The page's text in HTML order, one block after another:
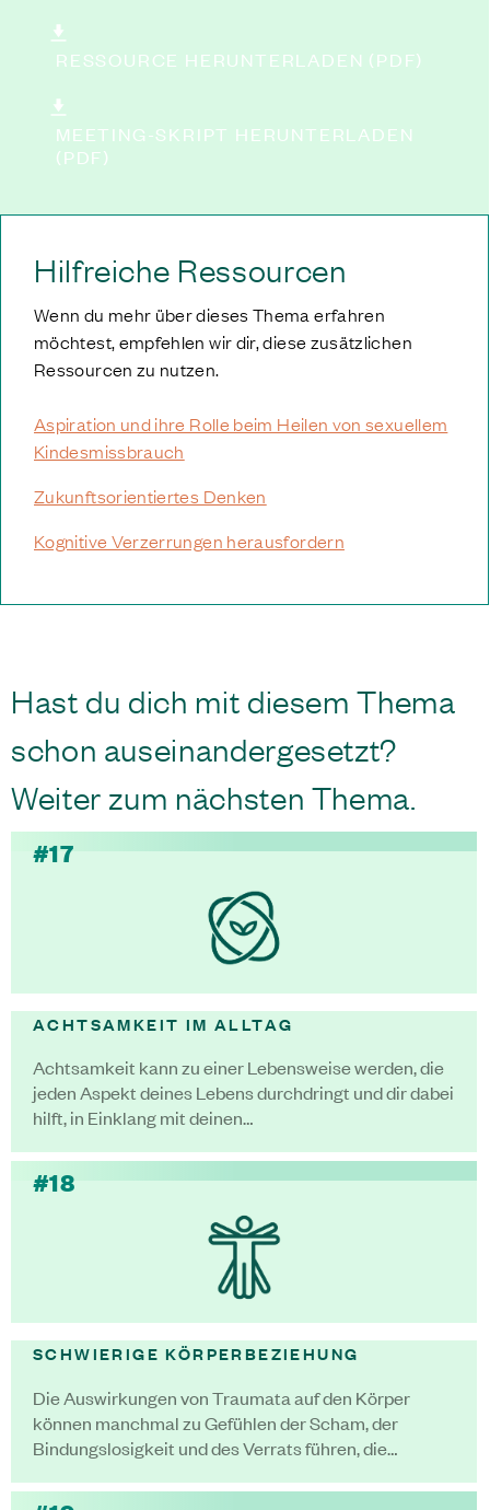
RESSOURCE HERUNTERLADEN (PDF)
MEETING-SKRIPT HERUNTERLADEN
(PDF)
Hilfreiche Ressourcen
Wenn du mehr über dieses Thema erfahren
möchtest, empfehlen wir dir, diese zusätzlichen
Ressourcen zu nutzen.
Aspiration und ihre Rolle beim Heilen von sexuellem
Kindesmissbrauch
Zukunftsorientiertes Denken
Kognitive Verzerrungen herausfordern
Hast du dich mit diesem Thema
schon auseinandergesetzt?
Weiter zum nächsten Thema.
#17
ACHTSAMKEIT IM ALLTAG
Achtsamkeit kann zu einer Lebensweise werden, die
jeden Aspekt deines Lebens durchdringt und dir dabei
hilft, in Einklang mit deinen…
#18
SCHWIERIGE KÖRPERBEZIEHUNG
Die Auswirkungen von Traumata auf den Körper
können manchmal zu Gefühlen der Scham, der
Bindungslosigkeit und des Verrats führen, die…